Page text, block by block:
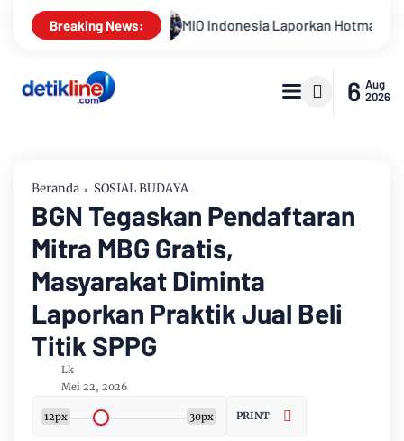
Breaking News:
Indonesia Laporkan Hotman Paris ke Polda Metro Jaya
6 Aug
2026
Beranda SOSIAL BUDAYA
BGN Tegaskan Pendaftaran
Mitra MBG Gratis,
Masyarakat Diminta
Laporkan Praktik Jual Beli
Titik SPPG
Lk
Mei 22, 2026
12px 30px PRINT